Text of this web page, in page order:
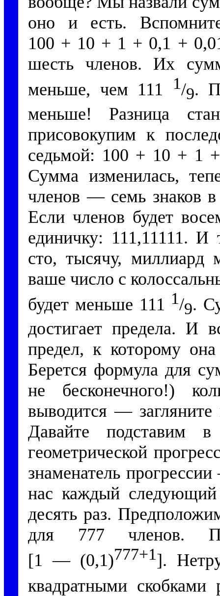
оно и есть.
100 + 10 + 1 + 0,1 +
шесть членов. Их
меньше, чем 111
1/9.
меньше! Разница
присовокупим к
седьмой: 100 + 10 + 1
Сумма изменилась,
членов — семь знаков
Если членов будет
единичку: 111,11111.
сто, тысячу, миллиард
ваше число с
будет меньше 111 1/9.
достигает предела. И
предел, к которому
Берется формула для
не бесконечного!)
выводится —
Давайте подставим
геометрической
знаменатель
нас каждый
десять раз.
для 777 членов.
[1 — (0,1)777+1].
квадратными